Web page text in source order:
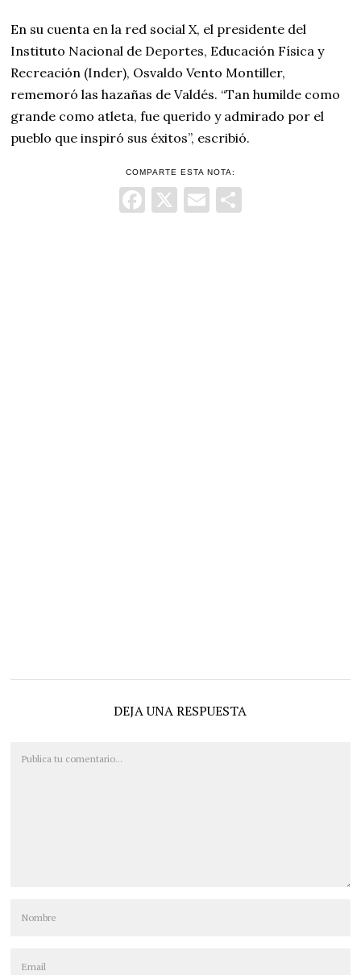
En su cuenta en la red social X, el presidente del
Instituto Nacional de Deportes, Educación Física y
Recreación (Inder), Osvaldo Vento Montiller,
rememoró las hazañas de Valdés. “Tan humilde como
grande como atleta, fue querido y admirado por el
pueblo que inspiró sus éxitos”, escribió.
COMPARTE ESTA NOTA:
Facebook
X Email
DEJA UNA RESPUESTA